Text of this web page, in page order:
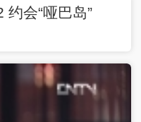
约会“哑巴岛”